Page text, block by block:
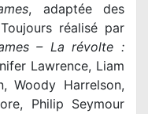
, adaptée des
réalisé par
– La révolte :
Lawrence, Liam
Woody Harrelson,
Philip Seymour